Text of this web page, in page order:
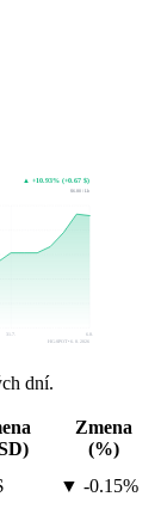
▲ +10.93% (+0.67 $)
$6.80 / Lb
31.7.
HG-SPOT • 6. 8. 2026
dní.
Zmena
(%)
▼ -0.15%